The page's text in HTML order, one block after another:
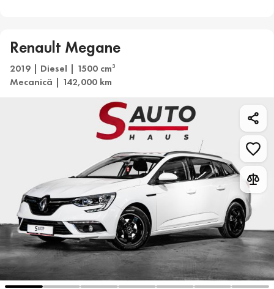
Renault Megane
2019 | Diesel | 1500 cm3
Mecanică | 142,000 km